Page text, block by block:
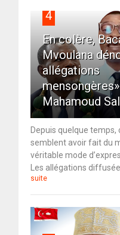
4
En colère,
Mvoulana
allégations
Mahamoud
Depuis quelque temps,
semblent avoir fait du
véritable mode
Les allégations
suite